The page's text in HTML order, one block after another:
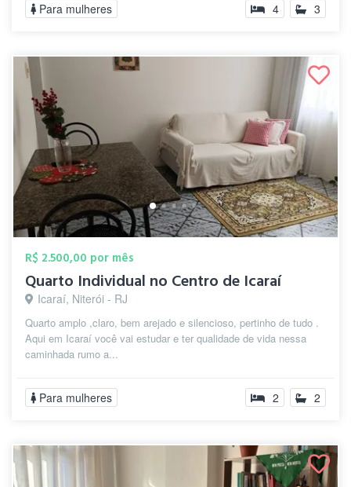
Para mulheres 4 3
R$ 2.500,00 por mês
Quarto Individual no Centro de Icaraí
Icaraí, Niterói - RJ
Quarto amplo ,claro, bem arejado e silencioso, pertinho de tudo .
Aqui em Icaraí você vai estudar e ter qualidade de vida nessa
caminhada rumo a...
Para mulheres 2 2